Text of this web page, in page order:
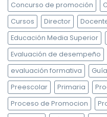
Concurso de promoción
Cursos
Director
Educación Media Superior
Evaluación de desempeño
evaluación formativa
Guía
Preescolar
Primaria
Proceso de Promocion